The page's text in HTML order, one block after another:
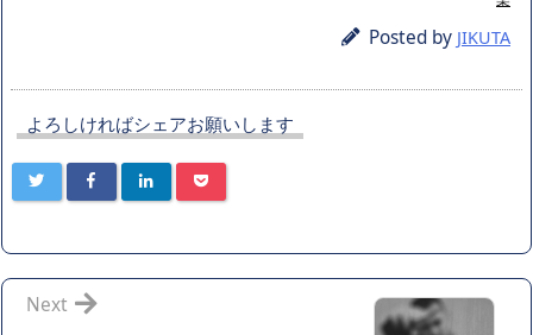
Posted by JIKUTA
よろしければシェアお願いします
Next